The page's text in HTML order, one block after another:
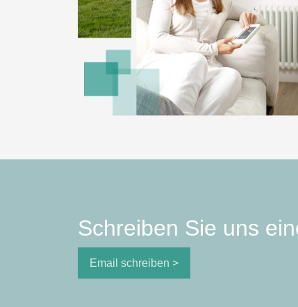
Schreiben Sie uns
Email schreiben >